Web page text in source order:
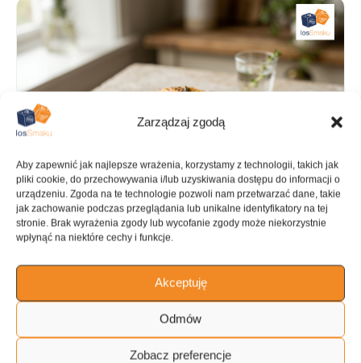
Zarządzaj zgodą
Aby zapewnić jak najlepsze wrażenia, korzystamy z technologii, takich jak
pliki cookie, do przechowywania i/lub uzyskiwania dostępu do informacji o
urządzeniu. Zgoda na te technologie pozwoli nam przetwarzać dane, takie
jak zachowanie podczas przeglądania lub unikalne identyfikatory na tej
stronie. Brak wyrażenia zgody lub wycofanie zgody może niekorzystnie
wpłynąć na niektóre cechy i funkcje.
Akceptuję
Odmów
Zobacz preferencje